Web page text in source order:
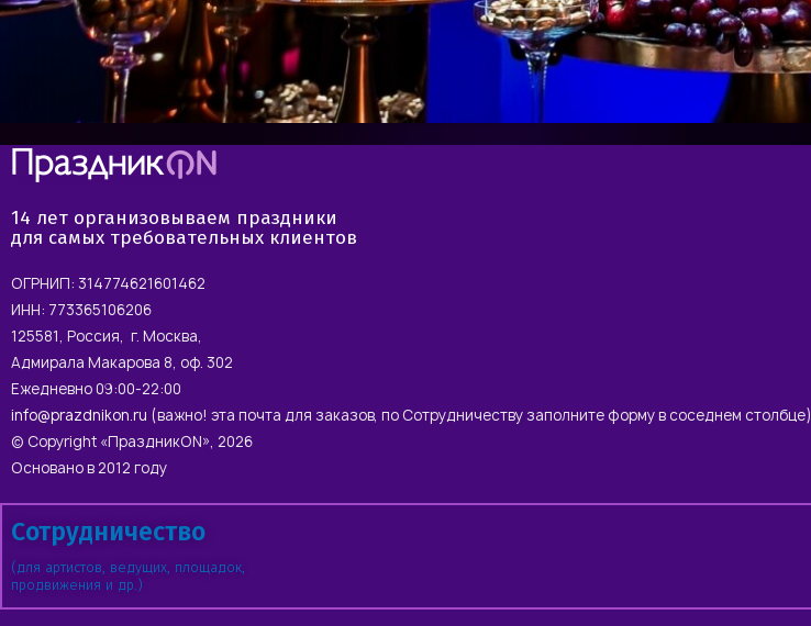
14 лет организовываем праздники
для самых требовательных клиентов
ОГРНИП: 314774621601462
ИНН: 773365106206
125581, Россия, г. Москва,
Адмирала Макарова 8, оф. 302
Ежедневно 09:00-22:00
info@prazdnikon.ru (важно! эта почта для заказов, по Сотрудничеству заполните форму в соседнем столбце)
© Copyright «ПраздникON», 2026
Основано в 2012 году
Сотрудничество
(для артистов, ведущих, площадок,
продвижения и др.)